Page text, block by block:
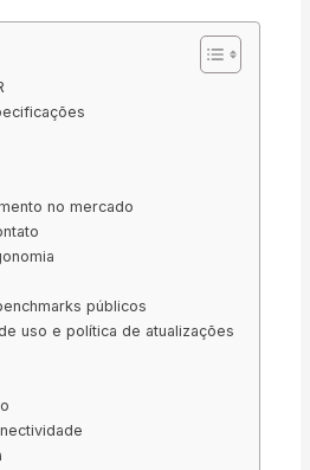
no mercado
públicos
uso e política de atualizações